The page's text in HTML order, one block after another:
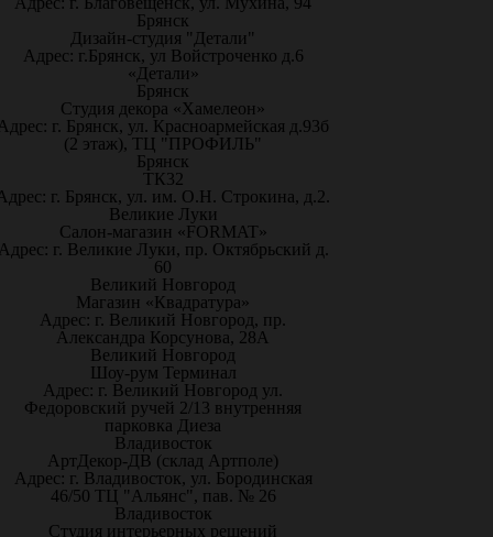
Брянск
Дизайн-студия "Детали"
Адрес: г.Брянск, ул Войстроченко д.6
«Детали»
Брянск
Студия декора «Хамелеон»
г. Брянск, ул. Красноармейская д.93б
(2 этаж), ТЦ "ПРОФИЛЬ"
Брянск
ТК32
г. Брянск, ул. им. О.Н. Строкина, д.2.
Великие Луки
Салон-магазин «FORMAT»
г. Великие Луки, пр. Октябрьский д.
60
Великий Новгород
Магазин «Квадратура»
Адрес: г. Великий Новгород, пр.
Александра Корсунова, 28А
Великий Новгород
Шоу-рум Терминал
Адрес: г. Великий Новгород ул.
Федоровский ручей 2/13 внутренняя
парковка Диеза
Владивосток
АртДекор-ДВ (склад Артполе)
Адрес: г. Владивосток, ул. Бородинская
46/50 ТЦ "Альянс", пав. № 26
Владивосток
Студия интерьерных решений